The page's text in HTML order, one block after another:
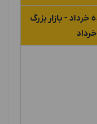
- بازار بزرگ